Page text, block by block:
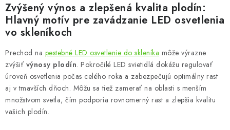
Zvýšený výnos a zlepšená kvalita plodín:
Hlavný motív pre zavádzanie LED osvetlenia
vo skleníkoch
Prechod na pestebné LED osvetlenie do skleníka môže výrazne
zvýšiť výnosy plodín. Pokročilé LED svietidlá dokážu regulovať
úroveň osvetlenia počas celého roka a zabezpečujú optimálny rast
aj v tmavších dňoch. Môžu sa tiež zamerať na oblasti s menším
množstvom svetla, čím podporia rovnomerný rast a zlepšia kvalitu
vašich plodín.